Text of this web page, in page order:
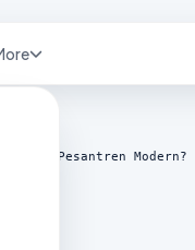
Pesantren Modern?